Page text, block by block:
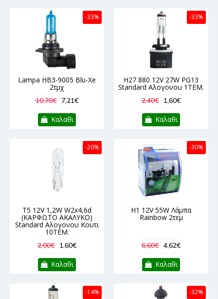
-33%
Lampa HB3-9005 Blu-Xe
2τμχ
10,70€ 7,21€
Καλαθι
-33%
H27 880 12V 27W PG13
Standard Αλογονου 1ΤΕΜ.
2,40€ 1,60€
Καλαθι
-20%
T5 12V 1,2W W2x4,6d
(ΚΑΡΦΩΤΟ ΑΚΑΛΥΚΟ)
Standard Αλογονου Κουτι
10ΤΕΜ.
2,00€ 1,60€
Καλαθι
-30%
H1 12V 55W Λάμπα
Rainbow 2τεμ
6,60€ 4,62€
Καλαθι
-14% -32%